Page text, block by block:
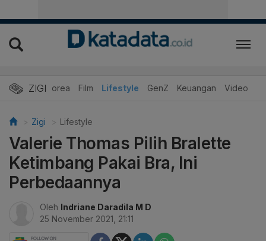
ZIGI
Hits Korea Film Lifestyle GenZ Keuangan Video
Zigi Lifestyle
Valerie Thomas Pilih Bralette
Ketimbang Pakai Bra, Ini
Perbedaannya
Oleh Indriane Daradila M D
25 November 2021, 21:11